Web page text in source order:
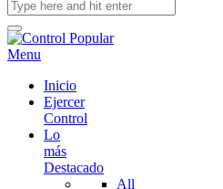
Menu
Inicio
Ejercer
Control
Lo
más
Destacado
All